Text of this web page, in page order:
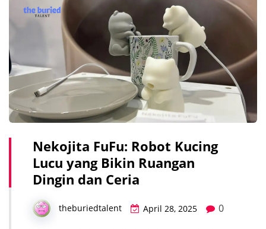
Nekojita FuFu: Robot Kucing
Lucu yang Bikin Ruangan
Dingin dan Ceria
theburiedtalent April 28, 2025 0